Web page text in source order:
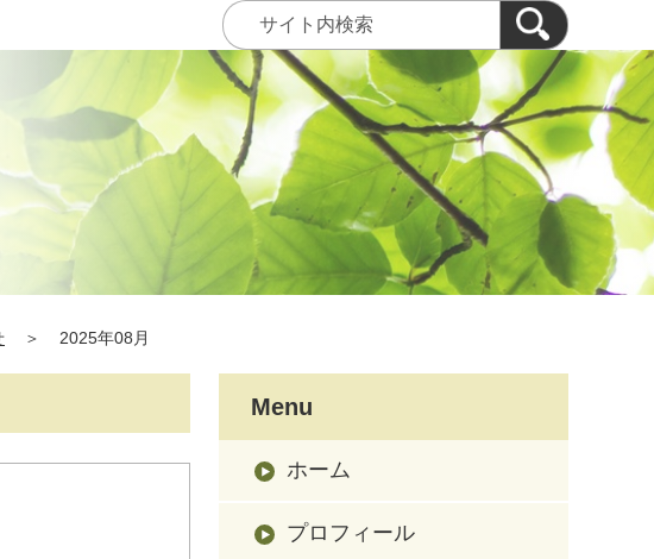
＞ 2025年08月
Menu
ホーム
プロフィール